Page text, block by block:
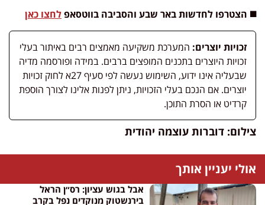
◼️ הצטרפו לחדשות באר שבע והסביבה בווטסאפלחצו כאן
זכויות יוצרים: המערכת משקיעה מאמצים רבים באיתור בעלי
זכויות היוצרים בתכנים המופצים ברבים. במידה ופורסמה מדיה
שבעליה אינו ידוע, השימוש נעשה לפי סעיף 27א לחוק זכויות
יוצרים. אם הנכם בעלי הזכויות, ניתן לפנות אלינו לצורך הוספת
קרדיט או הסרת התוכן.
צילום: דוברות עוצמה יהודית
אולי יעניין אותך
אבל בגוש עציון: רס״ן הראל
בירנשטוק מנוקדים נפל בקרב